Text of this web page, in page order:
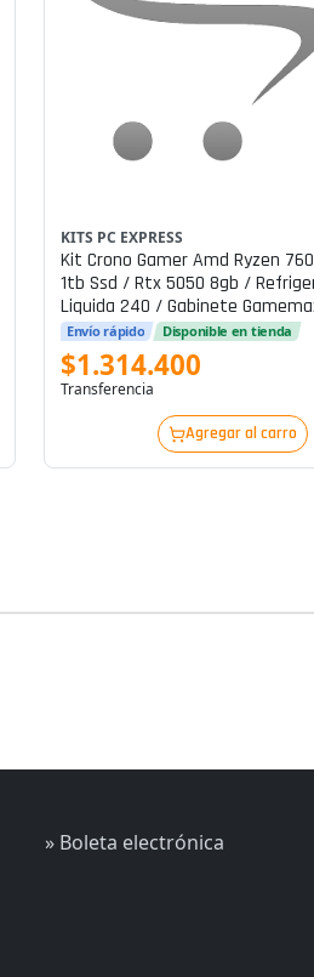
KITS PC EXPRESS
Kit Crono Gamer Amd Ryzen
1tb Ssd / Rtx 5050 8gb /
Liquida 240 / Gabinete
White / Fuente 750w
Envío rápido Disponible en tienda
$1.314.400
Transferencia
Agregar al carro
» Boleta electrónica